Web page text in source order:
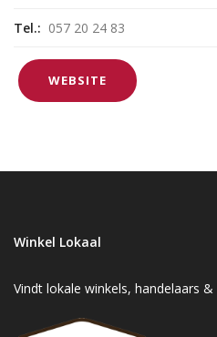
Tel.: 057 20 24 83
WEBSITE
Winkel Lokaal
Vindt lokale winkels, handelaars